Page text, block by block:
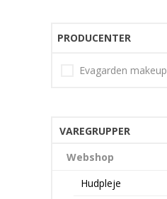
PRODUCENTER
Evagarden makeup
VAREGRUPPER
Webshop
Hudpleje